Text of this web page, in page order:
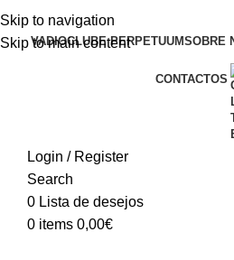
Skip to navigation
Skip to main content
VADIOCLUBE PERPETUUMSOBRE
CONTACTOS
Login / Register
Search
0 Lista de desejos
0 items 0,00€